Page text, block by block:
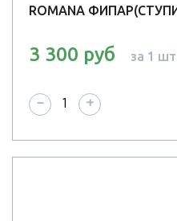
ROMANA
3 300 руб за 1
− +